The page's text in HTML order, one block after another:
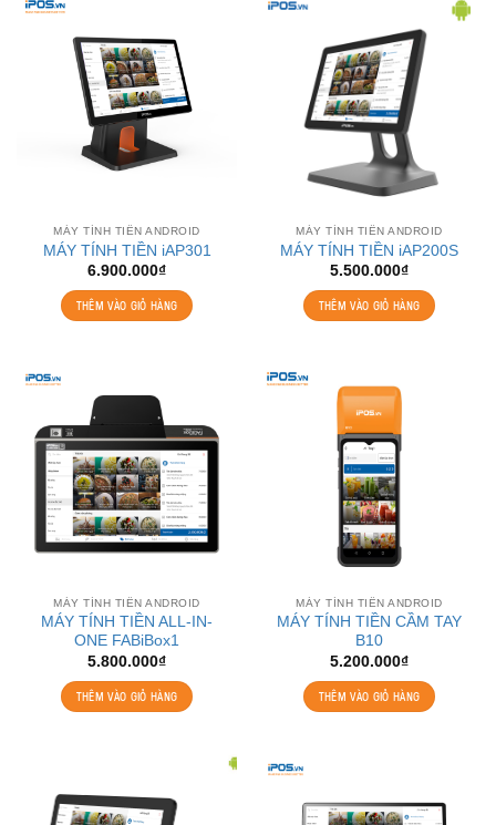
MÁY TÍNH TIỀN ANDROID
MÁY TÍNH TIỀN iAP301
6.900.000₫
THÊM VÀO GIỎ HÀNG
MÁY TÍNH TIỀN ANDROID
MÁY TÍNH TIỀN iAP200S
5.500.000₫
THÊM VÀO GIỎ HÀNG
MÁY TÍNH TIỀN ANDROID
MÁY TÍNH TIỀN ALL-IN-
ONE FABiBox1
5.800.000₫
THÊM VÀO GIỎ HÀNG
MÁY TÍNH TIỀN ANDROID
MÁY TÍNH TIỀN CẦM TAY
B10
5.200.000₫
THÊM VÀO GIỎ HÀNG